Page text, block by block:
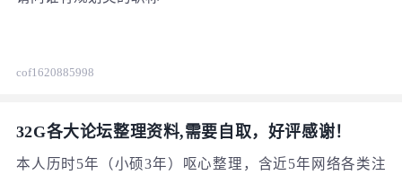
cof1620885998
32G各大论坛整理资料,需要自取，好评感谢！
本人历时5年（小硕3年）呕心整理，含近5年网络各类注